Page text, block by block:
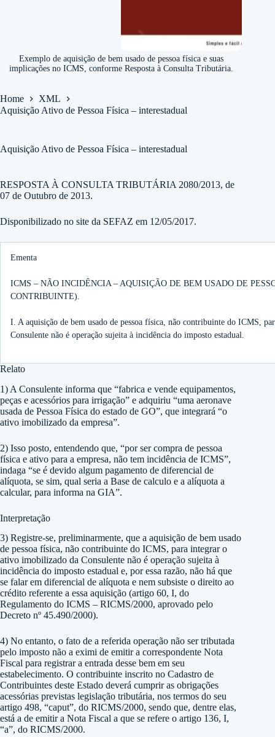
Exemplo de aquisição de bem usado de pessoa física e suas
implicações no ICMS, conforme Resposta à Consulta Tributária.
Home
XML
Aquisição Ativo de Pessoa Física – interestadual
Aquisição Ativo de Pessoa Física – interestadual
RESPOSTA À CONSULTA TRIBUTÁRIA 2080/2013, de
07 de Outubro de 2013.
Disponibilizado no site da SEFAZ em 12/05/2017.
Ementa
ICMS – NÃO INCIDÊNCIA – AQUISIÇÃO DE BEM USADO DE
CONTRIBUINTE).
I. A aquisição de bem usado de pessoa física, não contribuinte do ICMS,
Consulente não é operação sujeita à incidência do imposto estadual.
Relato
1) A Consulente informa que “fabrica e vende equipamentos,
peças e acessórios para irrigação” e adquiriu “uma aeronave
usada de Pessoa Física do estado de GO”, que integrará “o
ativo imobilizado da empresa”.
2) Isso posto, entendendo que, “por ser compra de pessoa
física e ativo para a empresa, não tem incidência de ICMS”,
indaga “se é devido algum pagamento de diferencial de
alíquota, se sim, qual seria a Base de calculo e a alíquota a
calcular, para informa na GIA”.
Interpretação
3) Registre-se, preliminarmente, que a aquisição de bem usado
de pessoa física, não contribuinte do ICMS, para integrar o
ativo imobilizado da Consulente não é operação sujeita à
incidência do imposto estadual e, por essa razão, não há que
se falar em diferencial de alíquota e nem subsiste o direito ao
crédito referente a essa aquisição (artigo 60, I, do
Regulamento do ICMS – RICMS/2000, aprovado pelo
Decreto nº 45.490/2000).
4) No entanto, o fato de a referida operação não ser tributada
pelo imposto não a eximi de emitir a correspondente Nota
Fiscal para registrar a entrada desse bem em seu
estabelecimento. O contribuinte inscrito no Cadastro de
Contribuintes deste Estado deverá cumprir as obrigações
acessórias previstas legislação tributária, nos termos do seu
artigo 498, “caput”, do RICMS/2000, sendo que, dentre elas,
está a de emitir a Nota Fiscal a que se refere o artigo 136, I,
“a”, do RICMS/2000.